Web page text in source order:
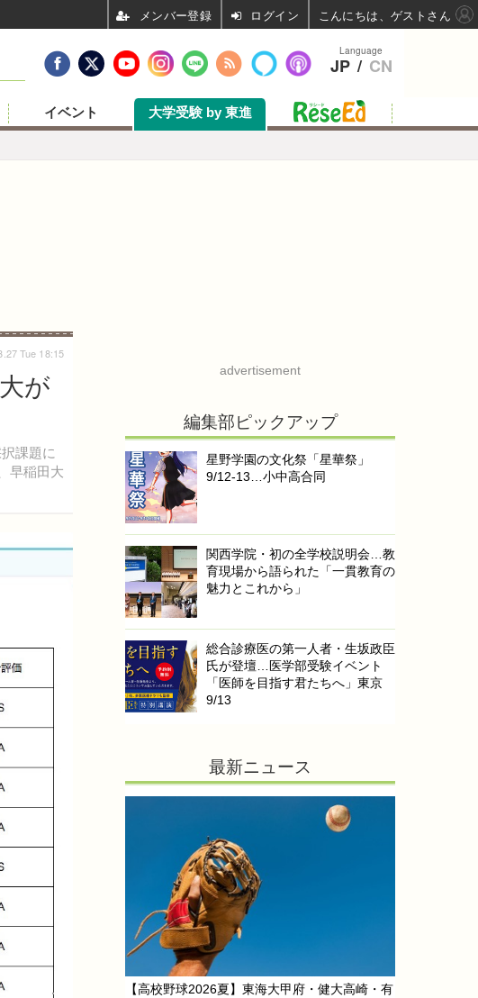
イベント 大学受験 by 東進
が
課題に
早稲田大
Tue 18:15
advertisement
編集部ピックアップ
星野学園の文化祭「星華祭」
9/12-13…小中高合同
関西学院・初の全学校説明会…教
育現場から語られた「一貫教育の
魅力とこれから」
総合診療医の第一人者・生坂政臣
氏が登壇…医学部受験イベント
「医師を目指す君たちへ」東京
9/13
最新ニュース
【高校野球2026夏】東海大甲府・健大高崎・有
Language
JP / CN
ログイン こんにちは、ゲストさん